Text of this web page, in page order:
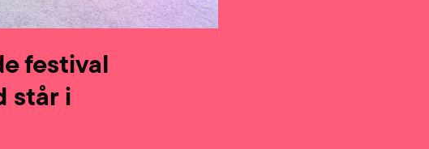
festival
står i